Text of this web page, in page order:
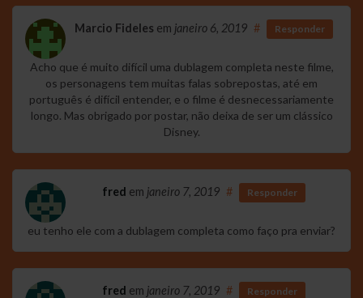
Marcio Fideles em janeiro 6, 2019 # Responder
Acho que é muito difícil uma dublagem completa neste filme,
os personagens tem muitas falas sobrepostas, até em
português é difícil entender, e o filme é desnecessariamente
longo. Mas obrigado por postar, não deixa de ser um clássico
Disney.
fred em janeiro 7, 2019 # Responder
eu tenho ele com a dublagem completa como faço pra enviar?
fred em janeiro 7, 2019 # Responder